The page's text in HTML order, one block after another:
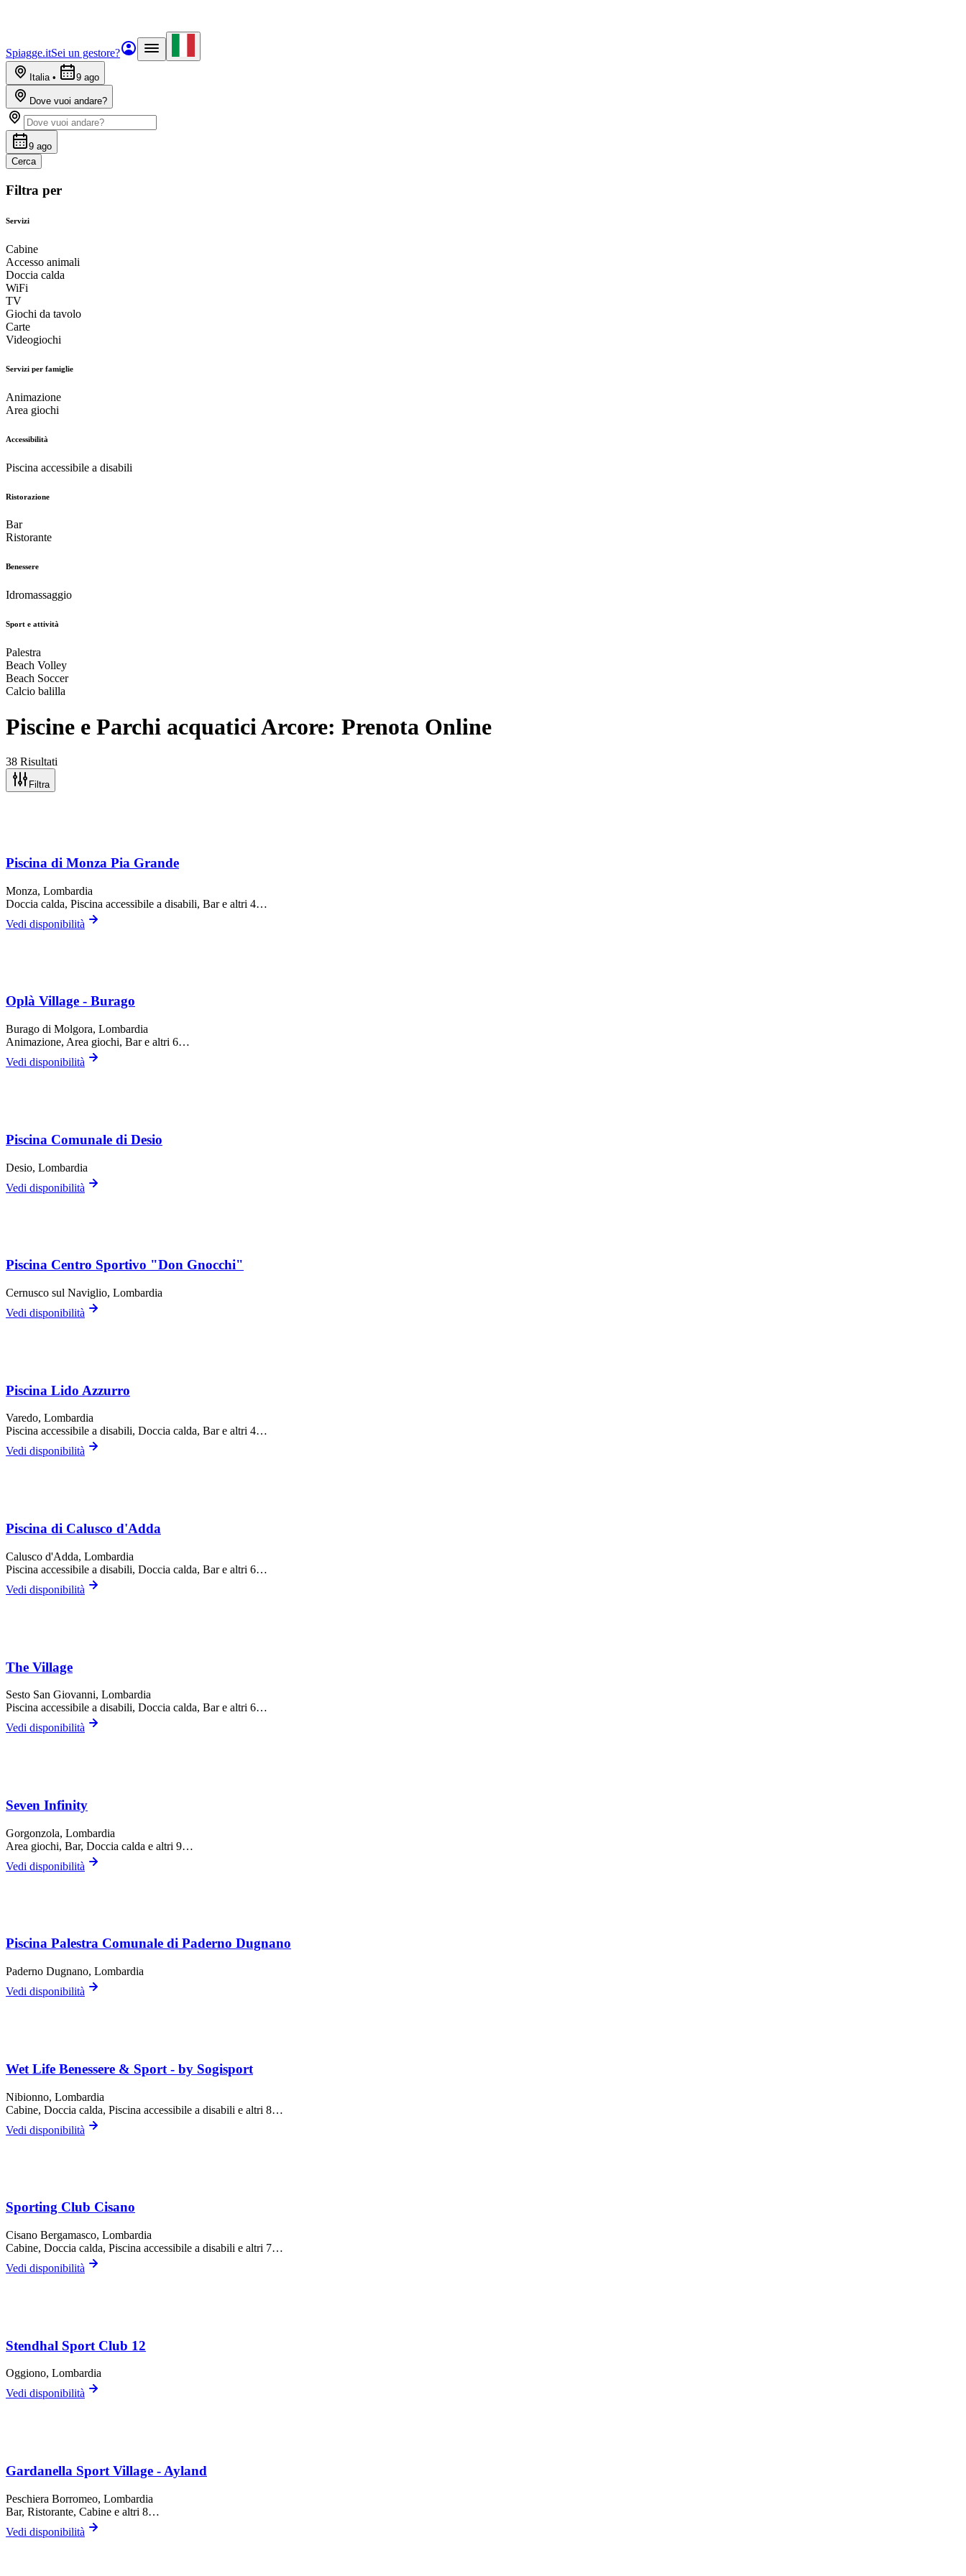
Spiagge.itSei un gestore?
Italia• 9 ago
Dove vuoi andare?
9 ago
Cerca
Filtra per
Servizi
Cabine
Accesso animali
Doccia calda
WiFi
TV
Giochi da tavolo
Carte
Videogiochi
Servizi per famiglie
Animazione
Area giochi
Accessibilità
Piscina accessibile a disabili
Ristorazione
Bar
Ristorante
Benessere
Idromassaggio
Sport e attività
Palestra
Beach Volley
Beach Soccer
Calcio balilla
Piscine e Parchi acquatici Arcore: Prenota Online
38 Risultati
Filtra
Piscina di Monza Pia Grande
Monza, Lombardia
Doccia calda, Piscina accessibile a disabili, Bare altri 4…
Vedi disponibilità
Oplà Village - Burago
Burago di Molgora, Lombardia
Animazione, Area giochi, Bare altri 6…
Vedi disponibilità
Piscina Comunale di Desio
Desio, Lombardia
Vedi disponibilità
Piscina Centro Sportivo "Don Gnocchi"
Cernusco sul Naviglio, Lombardia
Vedi disponibilità
Piscina Lido Azzurro
Varedo, Lombardia
Piscina accessibile a disabili, Doccia calda, Bare altri 4…
Vedi disponibilità
Piscina di Calusco d'Adda
Calusco d'Adda, Lombardia
Piscina accessibile a disabili, Doccia calda, Bare altri 6…
Vedi disponibilità
The Village
Sesto San Giovanni, Lombardia
Piscina accessibile a disabili, Doccia calda, Bare altri 6…
Vedi disponibilità
Seven Infinity
Gorgonzola, Lombardia
Area giochi, Bar, Doccia calda e altri 9…
Vedi disponibilità
Piscina Palestra Comunale di Paderno Dugnano
Paderno Dugnano, Lombardia
Vedi disponibilità
Wet Life Benessere & Sport - by Sogisport
Nibionno, Lombardia
Cabine, Doccia calda, Piscina accessibile a disabili e altri 8…
Vedi disponibilità
Sporting Club Cisano
Cisano Bergamasco, Lombardia
Cabine, Doccia calda, Piscina accessibile a disabili e altri 7…
Vedi disponibilità
Stendhal Sport Club 12
Oggiono, Lombardia
Vedi disponibilità
Gardanella Sport Village - Ayland
Peschiera Borromeo, Lombardia
Bar, Ristorante, Cabine e altri 8…
Vedi disponibilità